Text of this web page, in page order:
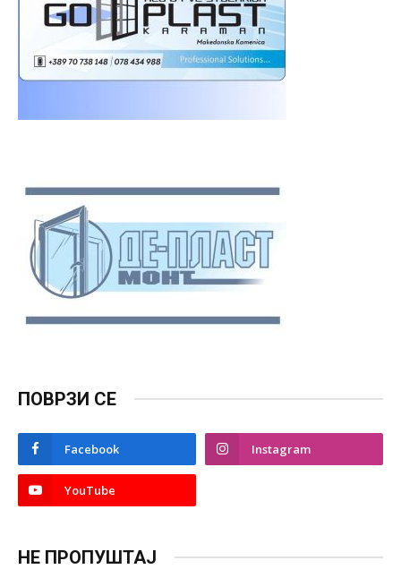
ПОВРЗИ СЕ
Facebook Instagram
YouTube
НЕ ПРОПУШТАЈ